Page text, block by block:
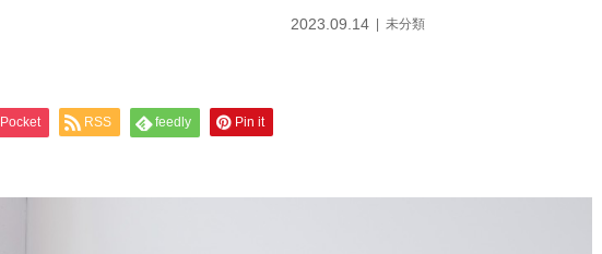
2023.09.14 未分類
Pocket RSS feedly Pin it